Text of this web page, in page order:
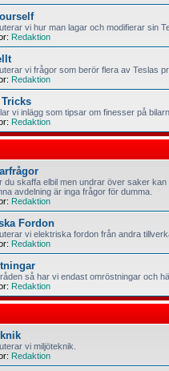
vi hur man lagar och modifierar sin
Redaktion
vi frågor som berör flera av Teslas
Redaktion
vi inlägg som tipsar om finesser på
Redaktion
du skaffa elbil men undrar över saker kan
avdelning är inga frågor för dumma.
Redaktion
Fordon
vi elektriska fordon från andra
Redaktion
så har vi endast omröstningar och
Redaktion
vi miljöteknik.
Redaktion